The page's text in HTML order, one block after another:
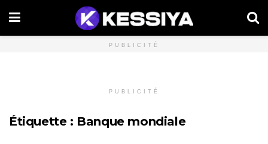
PUBLICITÉ
PUBLICITÉ
Étiquette : Banque mondiale